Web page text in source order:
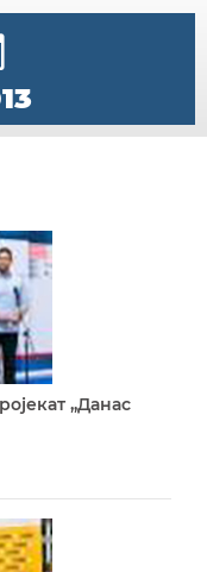
„Данас